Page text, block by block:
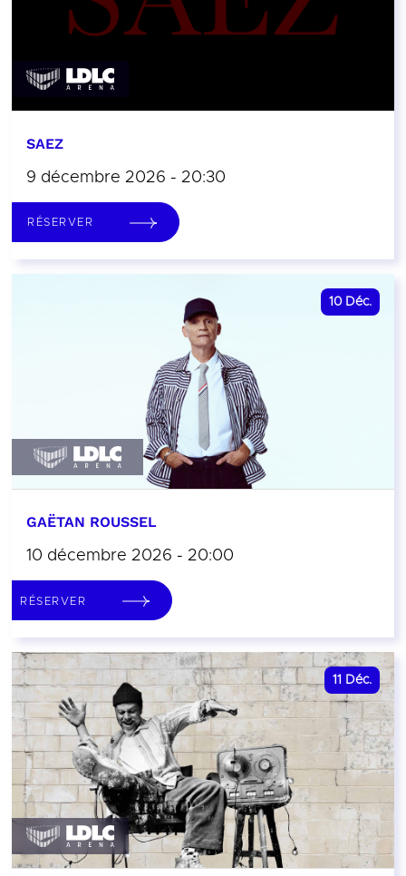
SAEZ
9 décembre 2026 - 20:30
RÉSERVER
10 Déc.
GAËTAN ROUSSEL
10 décembre 2026 - 20:00
RÉSERVER
11 Déc.